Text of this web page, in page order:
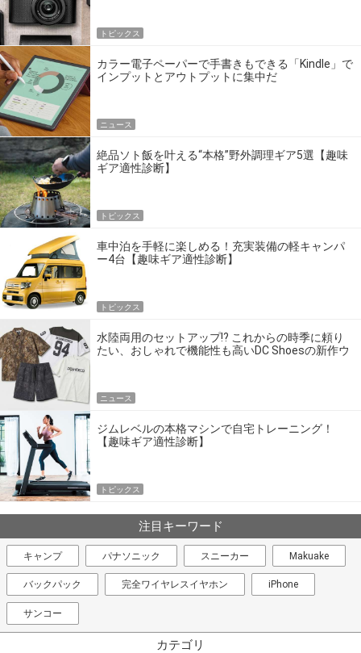
トピックス
カラー電子ペーパーで手書きもできる「Kindle」で
インプットとアウトプットに集中だ
ニュース
絶品ソト飯を叶える“本格”野外調理ギア5選【趣味
ギア適性診断】
トピックス
車中泊を手軽に楽しめる！充実装備の軽キャンパ
ー4台【趣味ギア適性診断】
トピックス
水陸両用のセットアップ!? これからの時季に頼り
たい、おしゃれで機能性も高いDC Shoesの新作ウ
ニュース
ジムレベルの本格マシンで自宅トレーニング！
【趣味ギア適性診断】
トピックス
注目キーワード
キャンプ パナソニック スニーカー Makuake
バックパック 完全ワイヤレスイヤホン iPhone
サンコー
カテゴリ